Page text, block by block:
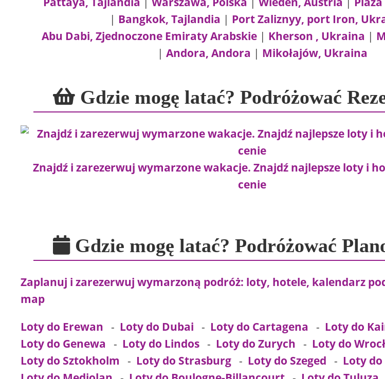
| Bangkok, Tajlandia | Port Zaliznyy, port Iron,
Abu Dabi, Zjednoczone Emiraty Arabskie| Kherson , Ukraina |
|Andora, Andora | Mikołajów, Ukraina
Gdzie mogę latać? Podróżować
Znajdź i zarezerwuj wymarzone wakacje. Znajdź najlepsze loty i
cenie
Gdzie mogę latać? Podróżować
Zaplanuj i zarezerwuj wymarzoną podróż: loty, hotele, kalendarz
map
Loty do Erewan - Loty do Dubai - Loty do Cartagena - Loty do
Loty do Genewa - Loty do Lindos - Loty do Zurych - Loty do
Loty do Sztokholm - Loty do Strasburg - Loty do Szeged - Loty do